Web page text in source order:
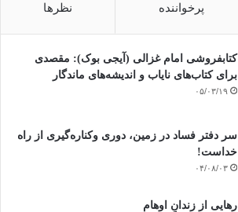
پرخواننده نظرها
کتابفروشی امام غزالی (آیجی بوک): مقصدی
برای کتاب‌های نایاب و اندیشه‌های ماندگار
۰۵/۰۳/۱۹
سر دفتر فساد در زمین‌، دوری وکناره‌گیری از راه
خداست‌!
۰۴/۰۸/۰۳
رهایی از زندانِ اوهام